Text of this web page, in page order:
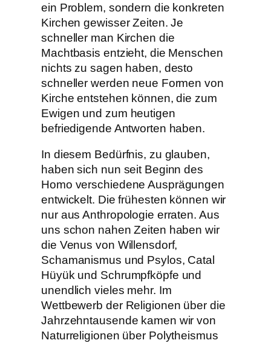
ein Problem, sondern die konkreten
Kirchen gewisser Zeiten. Je
schneller man Kirchen die
Machtbasis entzieht, die Menschen
nichts zu sagen haben, desto
schneller werden neue Formen von
Kirche entstehen können, die zum
Ewigen und zum heutigen
befriedigende Antworten haben.
In diesem Bedürfnis, zu glauben,
haben sich nun seit Beginn des
Homo verschiedene Ausprägungen
entwickelt. Die frühesten können wir
nur aus Anthropologie erraten. Aus
uns schon nahen Zeiten haben wir
die Venus von Willensdorf,
Schamanismus und Psylos, Catal
Hüyük und Schrumpfköpfe und
unendlich vieles mehr. Im
Wettbewerb der Religionen über die
Jahrzehntausende kamen wir von
Naturreligionen über Polytheismus